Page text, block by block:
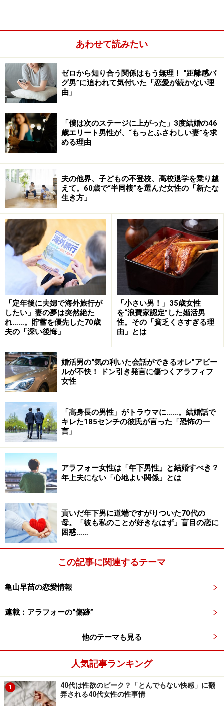
夫は自分では「誰もが平等だというつもりで家族に接し
てきた」と言っているそうだ。だがミカさんから見る
と、何度も「女子どもがそんなこと言うな」とか、「女
のくせにこんなこともできないのか」という言葉を浴び
せられてきた。
「別居直前に夫と話したとき、夫はそんなのは冗談だっ
たと笑い飛ばしたんです。借金も暴力もないのに、どう
してオレを責めるんだ、と。この人は結局、自分のこと
は棚に上げて人を非難するだけ、女を下に見てるだけな
んだなと思いました。それが別居の引き金となりまし
た」
息子は当初、父親に同情的な側面もあったという。
「私が別居を決断したとき、子どもたちにどうするか聞
いたんです。娘はすぐ私と一緒に出ると言ったんです
が、息子はしばらくは残る、と。夫には置き手紙をし
て、あらかじめ借りていたアパートに1日で引っ越しを
決行しました。でも1週間後に、息子が自分の荷物をも
ってやってきたんです。『おとうさんはおかあさんの悪
口ばかり言ってる。反省がないんだよね、一緒にはいら
れない』と」
父は息子にも見放されてしまったのだ。
夫への情もなくなった
ミカさんは最初、共働きを望んでいた。だが、子どもが
生まれると夫は家庭に入ってほしいと懇願した。
「自分が働く母親に育てられたので、家にいてほしいと
思っていたようです。でも私は受け入れなかった。子ど
どもが小さいときは時短とか週休3日にしてもらうと
か、いろいろ工夫をしました。会社も対応してくれた。
それでも当時、夫はほとんど協力してくれなかったんで
あわせて読みたい
ゼロから知り合う関係はもう無理！ “距離感バ
グ男”に追われて気付いた「恋愛が続かない理
由」
「僕は次のステージに上がった」3度結婚の46
歳エリート男性が、“もっとふさわしい妻”を求
める理由
夫の他界、子どもの不登校、高校退学を乗り越
えて。60歳で“半同棲”を選んだ女性の「新たな
生き方」
「定年後に夫婦で海外旅行が
したい」妻の夢は突然絶た
れ……。貯蓄を優先した70歳
夫の「深い後悔」
「小さい男！」35歳女性
を“浪費家認定”した婚活男
性。その「貧乏くさすぎる理
由」とは
婚活男の“気の利いた会話ができるオレ”アピー
ルが不快！ ドン引き発言に傷つくアラフィフ
女性
「高身長の男性」がトラウマに……。結婚話で
キレた185センチの彼氏が言った「恐怖の一
言」
アラフォー女性は「年下男性」と結婚すべき？
年上夫にない「心地よい関係」とは
貢いだ年下男に道端ですがりついた70代の
母。「彼も私のことが好きなはず」盲目の恋に
困惑……
この記事に関連するテーマ
亀山早苗の恋愛情報
連載：アラフォーの“傷跡”
他のテーマも見る
人気記事ランキング
1
40代は性欲のピーク？「とんでもない快感」に翻
弄される40代女性の性事情